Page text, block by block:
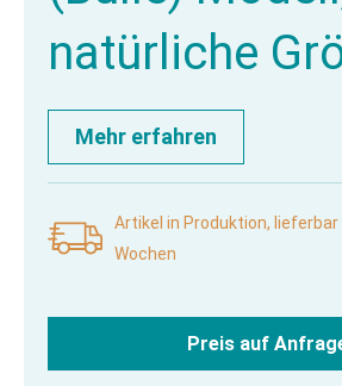
natürliche
Mehr erfahren
Artikel in Produktion, lieferbar
Wochen
Preis auf